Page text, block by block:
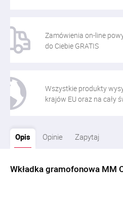
Zamówienia on-line
do Ciebie GRATIS
Wszystkie produkty
krajów EU oraz na cały
Opis Opinie Zapytaj
Wkładka gramofonowa MM